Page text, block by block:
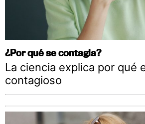
¿Por qué se contagia?
La ciencia explica por qué
contagioso